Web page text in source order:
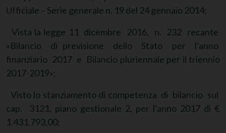
Ufficiale – Serie generale n. 19 del 24 gennaio 2014;
Vista la legge 11 dicembre 2016, n. 232 recante
«Bilancio di previsione dello Stato per l’anno
finanziario 2017 e Bilancio pluriennale per il triennio
2017-2019»;
Visto lo stanziamento di competenza di bilancio sul
cap. 3121, piano gestionale 2, per l’anno 2017 di €
1.431.793,00;